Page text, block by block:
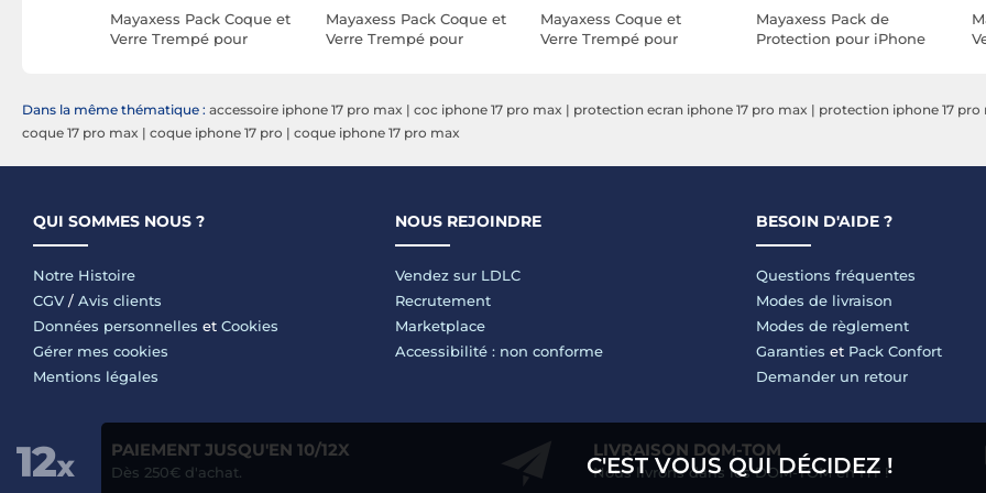
Mayaxess Pack Coque et
Verre Trempé pour
Mayaxess Pack Coque et
Verre Trempé pour
Mayaxess Coque et
Verre Trempé pour
Mayaxess Pack de
Protection pour iPhone
Dans la même thématique : accessoire iphone 17 pro max | coc iphone 17 pro max | protection ecran iphone 17 pro max | protection iphone 17 pro
coque 17 pro max | coque iphone 17 pro | coque iphone 17 pro max
QUI SOMMES NOUS ?
Notre Histoire
CGV / Avis clients
Données personnelles et Cookies
Gérer mes cookies
Mentions légales
NOUS REJOINDRE
Vendez sur LDLC
Recrutement
Marketplace
Accessibilité : non conforme
BESOIN D'AIDE ?
Questions fréquentes
Modes de livraison
Modes de règlement
Garanties et Pack Confort
Demander un retour
PAIEMENT JUSQU'EN 10/12X
Dès 250€ d'achat.
LIVRAISON DOM-TOM
Nous livrons dans les DOM-TOM en HT !
C'EST VOUS QUI DÉCIDEZ !